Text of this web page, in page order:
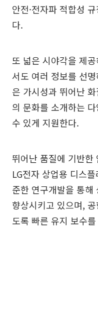
안전·전자파 적합성
다.
또 넓은 시야각을 제
서도 여러 정보를 선
은 가시성과 뛰어난
의 문화를 소개하는
수 있게 지원한다.
뛰어난 품질에 기반한
LG전자 상업용 디스
준한 연구개발을 통해
향상시키고 있으며,
도록 빠른 유지 보수